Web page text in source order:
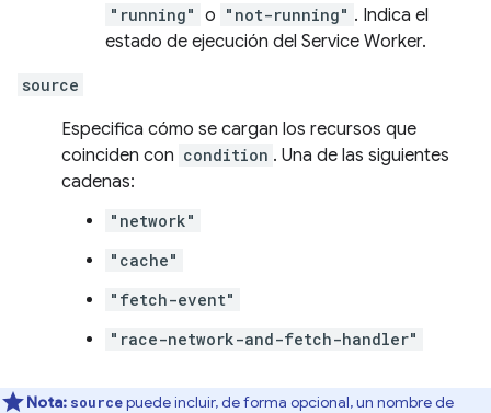
"running" o "not-running" . Indica el
estado de ejecución del Service Worker.
source
Especifica cómo se cargan los recursos que
coinciden con condition . Una de las siguientes
cadenas:
"network"
"cache"
"fetch-event"
"race-network-and-fetch-handler"
Nota: sourcepuede incluir, de forma opcional, un nombre de